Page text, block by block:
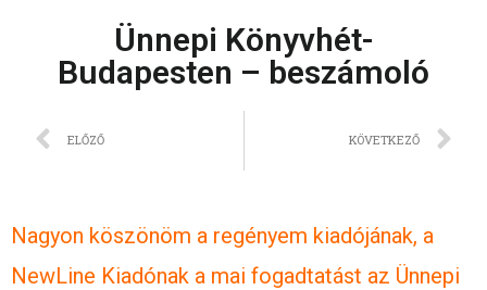
Ünnepi Könyvhét-
Budapesten – beszámoló
ELŐZŐ KÖVETKEZŐ
Nagyon köszönöm a regényem kiadójának, a
NewLine Kiadónak a mai fogadtatást az Ünnepi